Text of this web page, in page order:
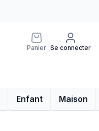
Panier Se connecter
Enfant Maison